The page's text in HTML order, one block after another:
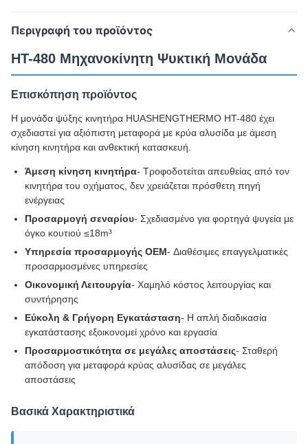
Περιγραφή του προϊόντος
HT-480 Μηχανοκίνητη Ψυκτική Μονάδα
Επισκόπηση προϊόντος
Η μονάδα ψύξης κινητήρα HUASHENGTHERMO HT-480 έχει
σχεδιαστεί για αξιόπιστη μεταφορά με κρύα αλυσίδα με άμεση
κίνηση κινητήρα και ανθεκτική κατασκευή.
Άμεση κίνηση κινητήρα- Τροφοδοτείται απευθείας από τον
κινητήρα του οχήματος, δεν χρειάζεται πρόσθετη πηγή
ενέργειας
Προσαρμογή σεναρίου- Σχεδιασμένο για φορτηγά ψυγεία με
όγκο κουτιού ≤18m³
Υπηρεσία προσαρμογής OEM- Διαθέσιμες επαγγελματικές
προσαρμοσμένες υπηρεσίες
Οικονομική Λειτουργία- Χαμηλό κόστος λειτουργίας και
συντήρησης
Εύκολη & Γρήγορη Εγκατάσταση- Η απλή διαδικασία
εγκατάστασης εξοικονομεί χρόνο και εργασία
Προσαρμοστικότητα σε μεγάλες αποστάσεις- Σταθερή
απόδοση για μεταφορά κρύας αλυσίδας σε μεγάλες
αποστάσεις
Βασικά Χαρακτηριστικά